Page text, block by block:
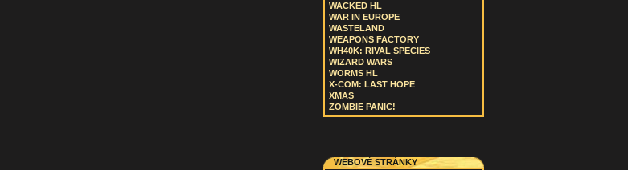
WACKED HL
WAR IN EUROPE
WASTELAND
WEAPONS FACTORY
WH40K: RIVAL SPECIES
WIZARD WARS
WORMS HL
X-COM: LAST HOPE
XMAS
ZOMBIE PANIC!
WEBOVÉ STRÁNKY